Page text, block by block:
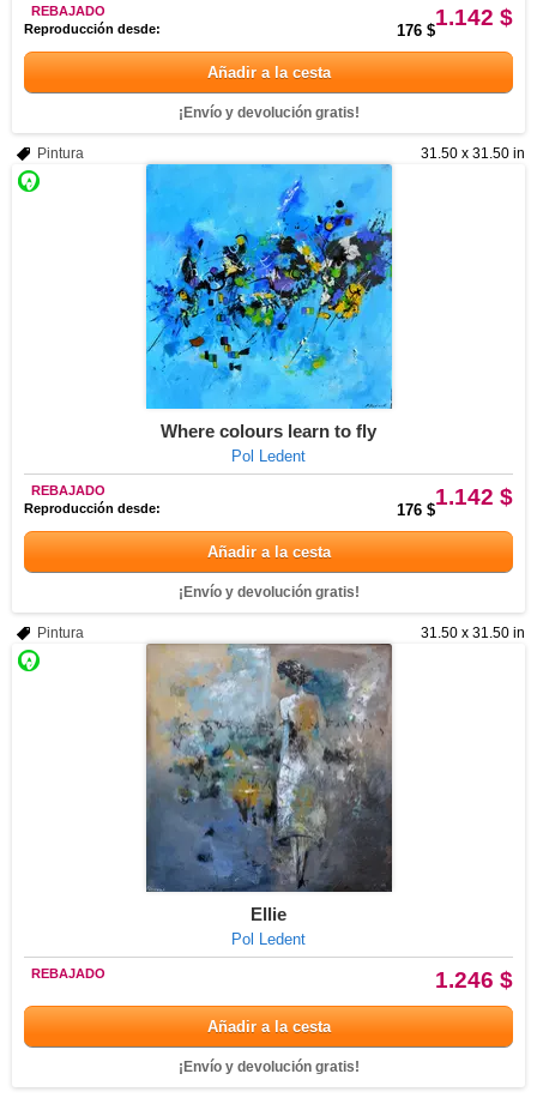
1.142 $
REBAJADO
Reproducción desde:
176 $
Añadir a la cesta
¡Envío y devolución gratis!
31.50 x 31.50 in
Pintura
Where colours learn to fly
Pol Ledent
1.142 $
REBAJADO
Reproducción desde:
176 $
Añadir a la cesta
¡Envío y devolución gratis!
31.50 x 31.50 in
Pintura
Ellie
Pol Ledent
1.246 $
REBAJADO
Añadir a la cesta
¡Envío y devolución gratis!